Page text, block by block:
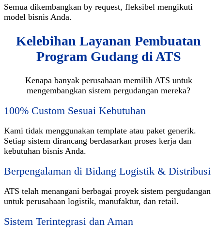
Semua dikembangkan by request, fleksibel mengikuti
model bisnis Anda.
Kelebihan Layanan Pembuatan
Program Gudang di ATS
Kenapa banyak perusahaan memilih ATS untuk
mengembangkan sistem pergudangan mereka?
100% Custom Sesuai Kebutuhan
Kami tidak menggunakan template atau paket generik.
Setiap sistem dirancang berdasarkan proses kerja dan
kebutuhan bisnis Anda.
Berpengalaman di Bidang Logistik & Distribusi
ATS telah menangani berbagai proyek sistem pergudangan
untuk perusahaan logistik, manufaktur, dan retail.
Sistem Terintegrasi dan Aman